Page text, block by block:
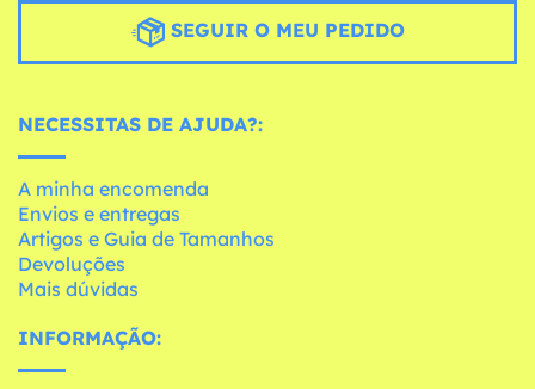
SEGUIR O MEU PEDIDO
NECESSITAS DE AJUDA?:
A minha encomenda
Envios e entregas
Artigos e Guia de Tamanhos
Devoluções
Mais dúvidas
INFORMAÇÃO: